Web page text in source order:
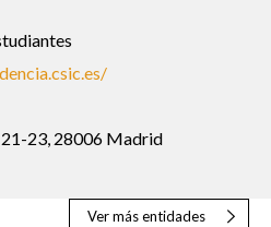
21-23, 28006 Madrid
Ver más entidades